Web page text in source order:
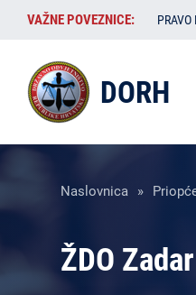
Skoči
sadržaj
VAŽNE
POVEZNICE:
VAŽNE POVEZNICE:
DORH
Naslovnica
ŽDO Zadar